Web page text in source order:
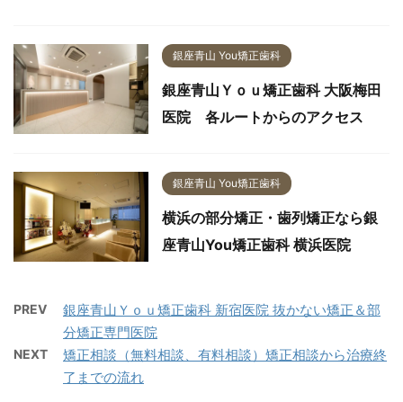
銀座青山 You矯正歯科
銀座青山Ｙｏｕ矯正歯科 大阪梅田
医院 各ルートからのアクセス
銀座青山 You矯正歯科
横浜の部分矯正・歯列矯正なら銀
座青山You矯正歯科 横浜医院
PREV
銀座青山Ｙｏｕ矯正歯科 新宿医院 抜かない矯正＆部
分矯正専門医院
NEXT
矯正相談（無料相談、有料相談）矯正相談から治療終
了までの流れ